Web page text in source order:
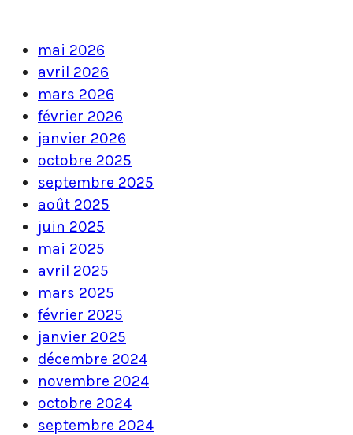
mai 2026
avril 2026
mars 2026
février 2026
janvier 2026
octobre 2025
septembre 2025
août 2025
juin 2025
mai 2025
avril 2025
mars 2025
février 2025
janvier 2025
décembre 2024
novembre 2024
octobre 2024
septembre 2024